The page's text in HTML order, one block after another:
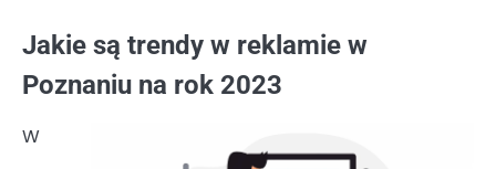
Jakie są trendy w reklamie w
Poznaniu na rok 2023
W